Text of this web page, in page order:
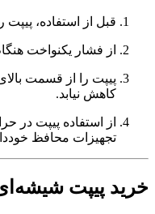
قبل از استفاده،
از فشار یکنواخت
پیپت را از قسمت
کاهش نیابد.
از استفاده پیپت در
تجهیزات محافظ
خرید پیپت